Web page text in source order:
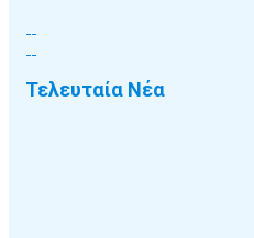
Τελευταία Νέα